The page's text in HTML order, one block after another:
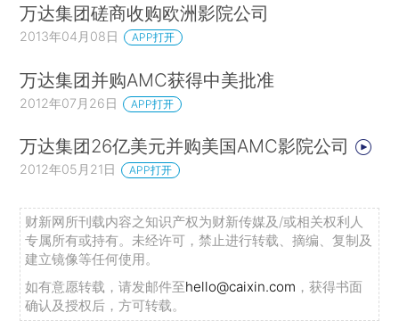
万达集团磋商收购欧洲影院公司
2013年04月08日 APP打开
万达集团并购AMC获得中美批准
2012年07月26日 APP打开
万达集团26亿美元并购美国AMC影院公司
2012年05月21日 APP打开
财新网所刊载内容之知识产权为财新传媒及/或相关权利人
专属所有或持有。未经许可，禁止进行转载、摘编、复制及
建立镜像等任何使用。
如有意愿转载，请发邮件至hello@caixin.com ，获得书面
确认及授权后，方可转载。